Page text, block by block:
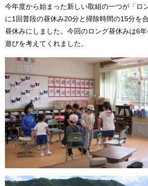
今年度から始まった新しい取組の一つが「ロ
に1回普段の昼休み20分と掃除時間の15分を
昼休みにしました。今回のロング昼休みは6
遊びを考えてくれました。